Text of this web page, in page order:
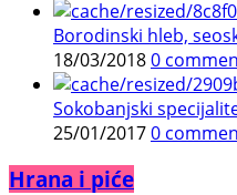
Borodinski hleb,
18/03/20180
Sokobanjski
25/01/20170
Hrana i piće